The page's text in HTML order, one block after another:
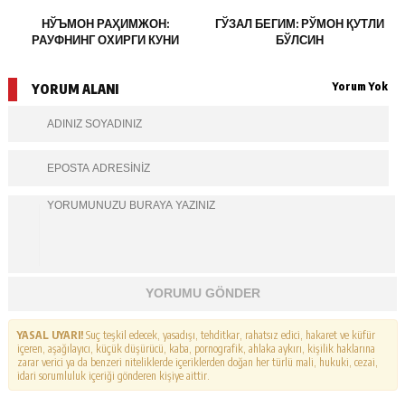
НЎЪМОН РАҲИМЖОН:
РАУФНИНГ ОХИРГИ КУНИ
ГЎЗАЛ БЕГИМ: РЎМОН ҚУТЛИ
БЎЛСИН
YORUM ALANI Yorum Yok
YORUMU GÖNDER
YASAL UYARI!Suç teşkil edecek, yasadışı, tehditkar, rahatsız edici, hakaret ve küfür
içeren, aşağılayıcı, küçük düşürücü, kaba, pornografik, ahlaka aykırı, kişilik haklarına
zarar verici ya da benzeri niteliklerde içeriklerden doğan her türlü mali, hukuki, cezai,
idari sorumluluk içeriği gönderen kişiye aittir.